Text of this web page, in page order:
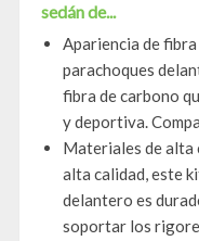
sedán de...
Apariencia de
parachoques
fibra de carbono
y deportiva.
Materiales de alta
alta calidad, este
delantero es
soportar los